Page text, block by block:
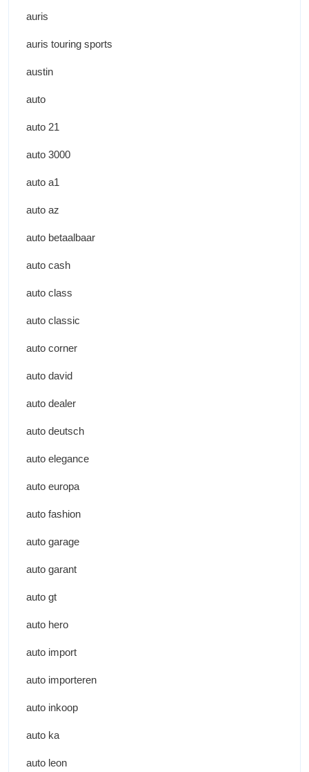
auris
auris touring sports
austin
auto
auto 21
auto 3000
auto a1
auto az
auto betaalbaar
auto cash
auto class
auto classic
auto corner
auto david
auto dealer
auto deutsch
auto elegance
auto europa
auto fashion
auto garage
auto garant
auto gt
auto hero
auto import
auto importeren
auto inkoop
auto ka
auto leon